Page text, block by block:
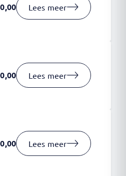
Lees meer
Lees meer
Lees meer